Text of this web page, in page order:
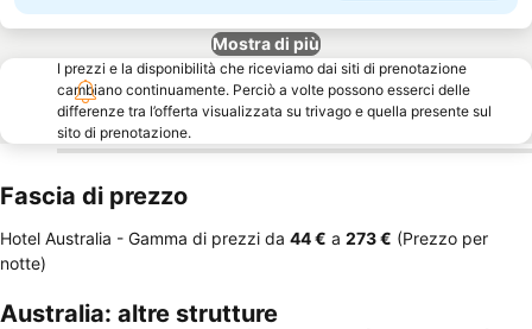
Mostra di più
I prezzi e la disponibilità che riceviamo dai siti di prenotazione
cambiano continuamente. Perciò a volte possono esserci delle
differenze tra l’offerta visualizzata su trivago e quella presente sul
sito di prenotazione.
Fascia di prezzo
Hotel Australia - Gamma di prezzi da ‎44 € a ‎273 € (Prezzo per
notte)
Australia: altre strutture